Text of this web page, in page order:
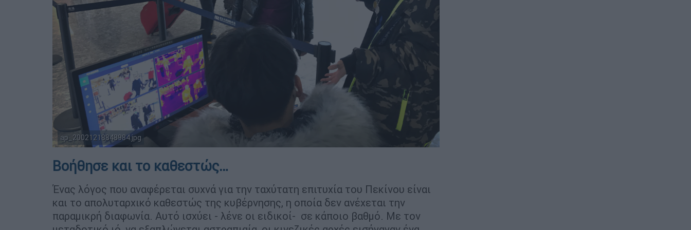
ap_20021218848984.jpg
copyright: AP PHOTOS
Βοήθησε και το καθεστώς…
Ένας λόγος που αναφέρεται συχνά για την ταχύτατη επιτυχία του Πεκίνου είναι
και το απολυταρχικό καθεστώς της κυβέρνησης, η οποία δεν ανέχεται την
παραμικρή διαφωνία. Αυτό ισχύει - λένε οι ειδικοί- σε κάποιο βαθμό. Με τον